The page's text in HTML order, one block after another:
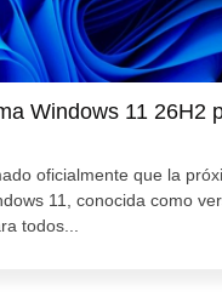
Windows 11 26H2
oficialmente que la
11, conocida como
todos...